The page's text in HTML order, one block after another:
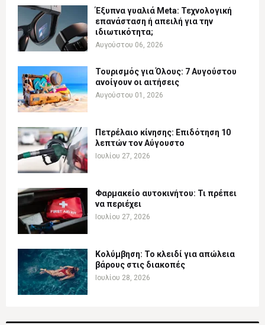
Έξυπνα γυαλιά Meta: Τεχνολογική
επανάσταση ή απειλή για την
ιδιωτικότητα;
Αυγούστου 06, 2026
Τουρισμός για Όλους: 7 Αυγούστου
ανοίγουν οι αιτήσεις
Αυγούστου 01, 2026
Πετρέλαιο κίνησης: Επιδότηση 10
λεπτών τον Αύγουστο
Ιουλίου 27, 2026
Φαρμακείο αυτοκινήτου: Τι πρέπει
να περιέχει
Ιουλίου 27, 2026
Κολύμβηση: Το κλειδί για απώλεια
βάρους στις διακοπές
Ιουλίου 28, 2026